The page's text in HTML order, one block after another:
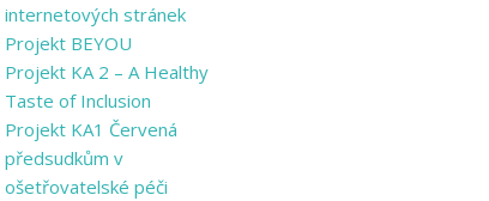
internetových stránek
Projekt BEYOU
Projekt KA 2 – A Healthy
Taste of Inclusion
Projekt KA1 Červená
předsudkům v
ošetřovatelské péči